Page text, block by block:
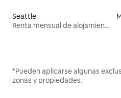
Seattle
Renta mensual de alojamientos
*Pueden aplicarse algunas
zonas y propiedades.